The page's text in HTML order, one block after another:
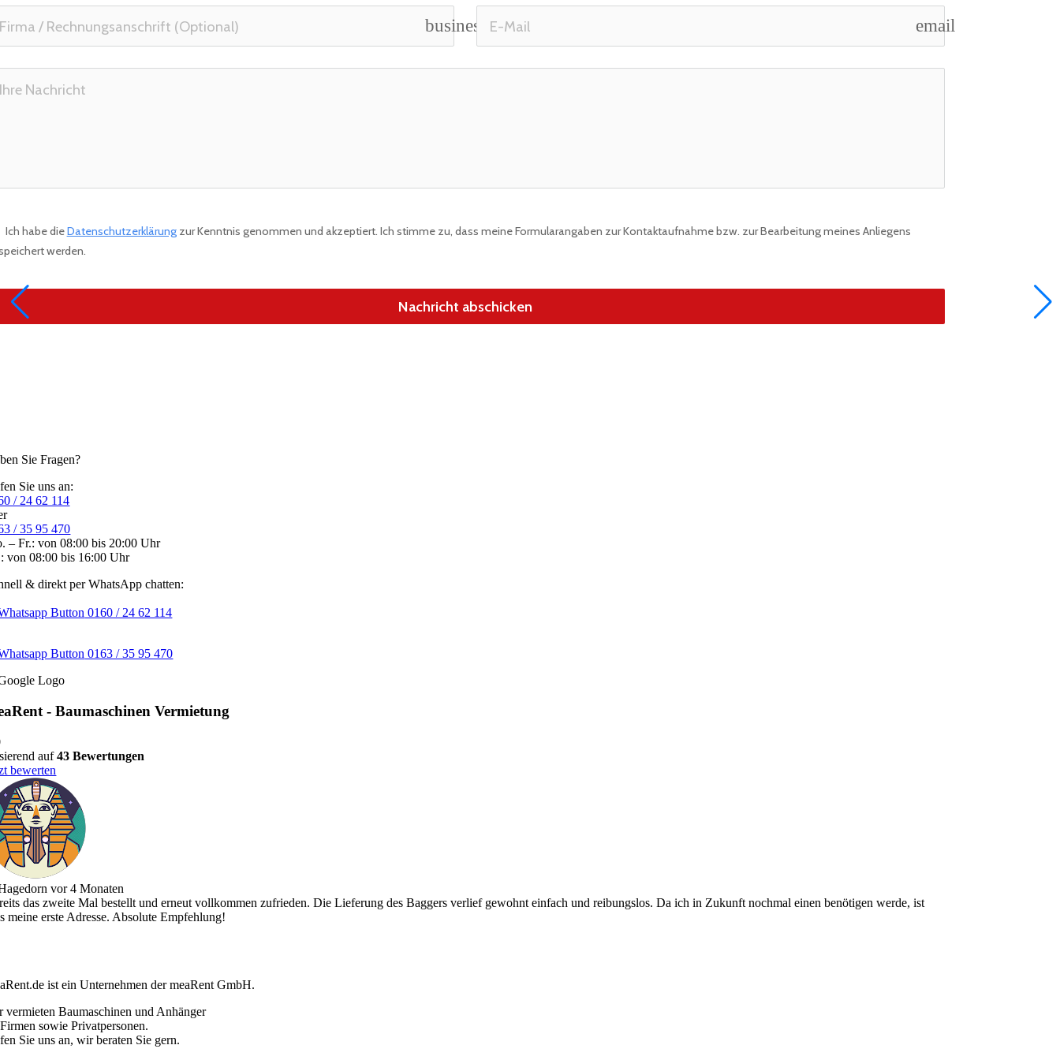
business_center email
Ich habe dieDatenschutzerklärungzur Kenntnis genommen und akzeptiert. Ich stimme zu, dass meine Formularangaben zur Kontaktaufnahme bzw. zur Bearbeitung meines Anliegens
werden.
Nachricht abschicken
Sie Fragen?
Sie uns an:
/ 24 62 114
/ 35 95 470
– Fr.: von 08:00 bis 20:00 Uhr
von 08:00 bis 16:00 Uhr
& direkt per WhatsApp chatten:
0160 / 24 62 114
0163 / 35 95 470
- Baumaschinen Vermietung
auf43 Bewertungen
bewerten
vor 4 Monaten
das zweite Mal bestellt und erneut vollkommen zufrieden. Die Lieferung des Baggers verlief gewohnt einfach und reibungslos. Da ich in Zukunft nochmal einen benötigen werde, ist
meine erste Adresse. Absolute Empfehlung!
ist ein Unternehmen der meaRent GmbH.
vermieten Baumaschinen und Anhänger
sowie Privatpersonen.
Sie uns an, wir beraten Sie gern.